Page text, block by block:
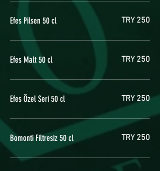
Efes Pilsen 50 cl TRY 250
Efes Malt 50 cl TRY 250
Efes Özel Seri 50 cl TRY 250
Bomonti Filtresiz 50 cl TRY 250